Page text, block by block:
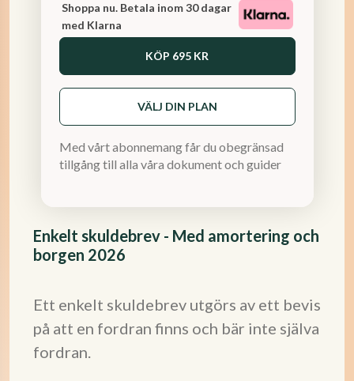
Enkelt skuldebrev - Med amortering och
borgen 2026
Ett enkelt skuldebrev utgörs av ett bevis
på att en fordran finns och bär inte själva
fordran.
Shoppa nu. Betala inom 30 dagar
med Klarna
KÖP 695 KR
VÄLJ DIN PLAN
Med vårt abonnemang får du obegränsad
tillgång till alla våra dokument och guider